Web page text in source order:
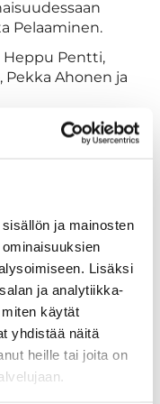
ja mainosten
Lisäksi
ja analytiikka-
käytät
yhdistää näitä
heille tai joita on
Pelaaminen.
Heppu Pentti,
Pekka Ahonen ja
Pentti
siirtynyt
v. 2022:
ja nuoret
jatkaa
Markku
Korhonen ja